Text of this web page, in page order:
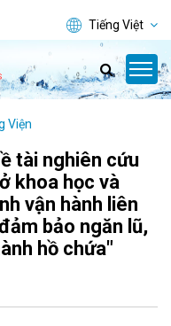
Tiếng Việt
Viện
tài nghiên cứu
khoa học và
vận hành liên
bảo ngăn lũ,
hồ chứa"